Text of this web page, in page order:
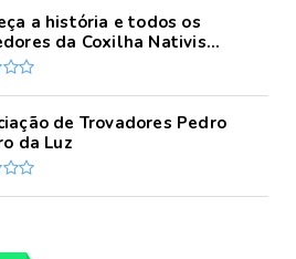
a história e todos os
da Coxilha Nativis...
de Trovadores Pedro
da Luz